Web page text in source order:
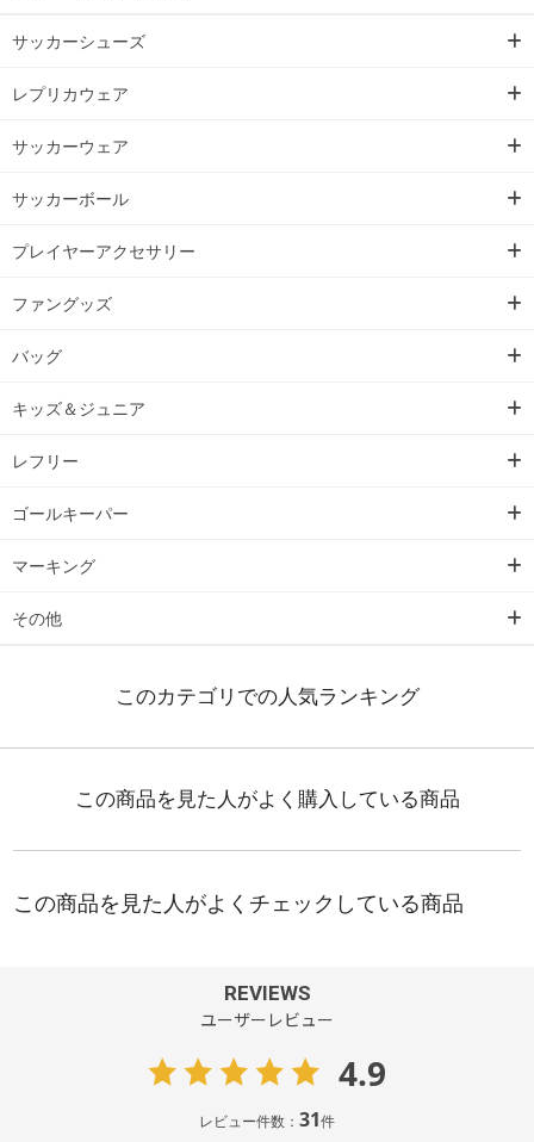
サッカーシューズ
レプリカウェア
サッカーウェア
サッカーボール
プレイヤーアクセサリー
ファングッズ
バッグ
キッズ＆ジュニア
レフリー
ゴールキーパー
マーキング
その他
REVIEWS
ユーザーレビュー
4.9
レビュー件数： 31件